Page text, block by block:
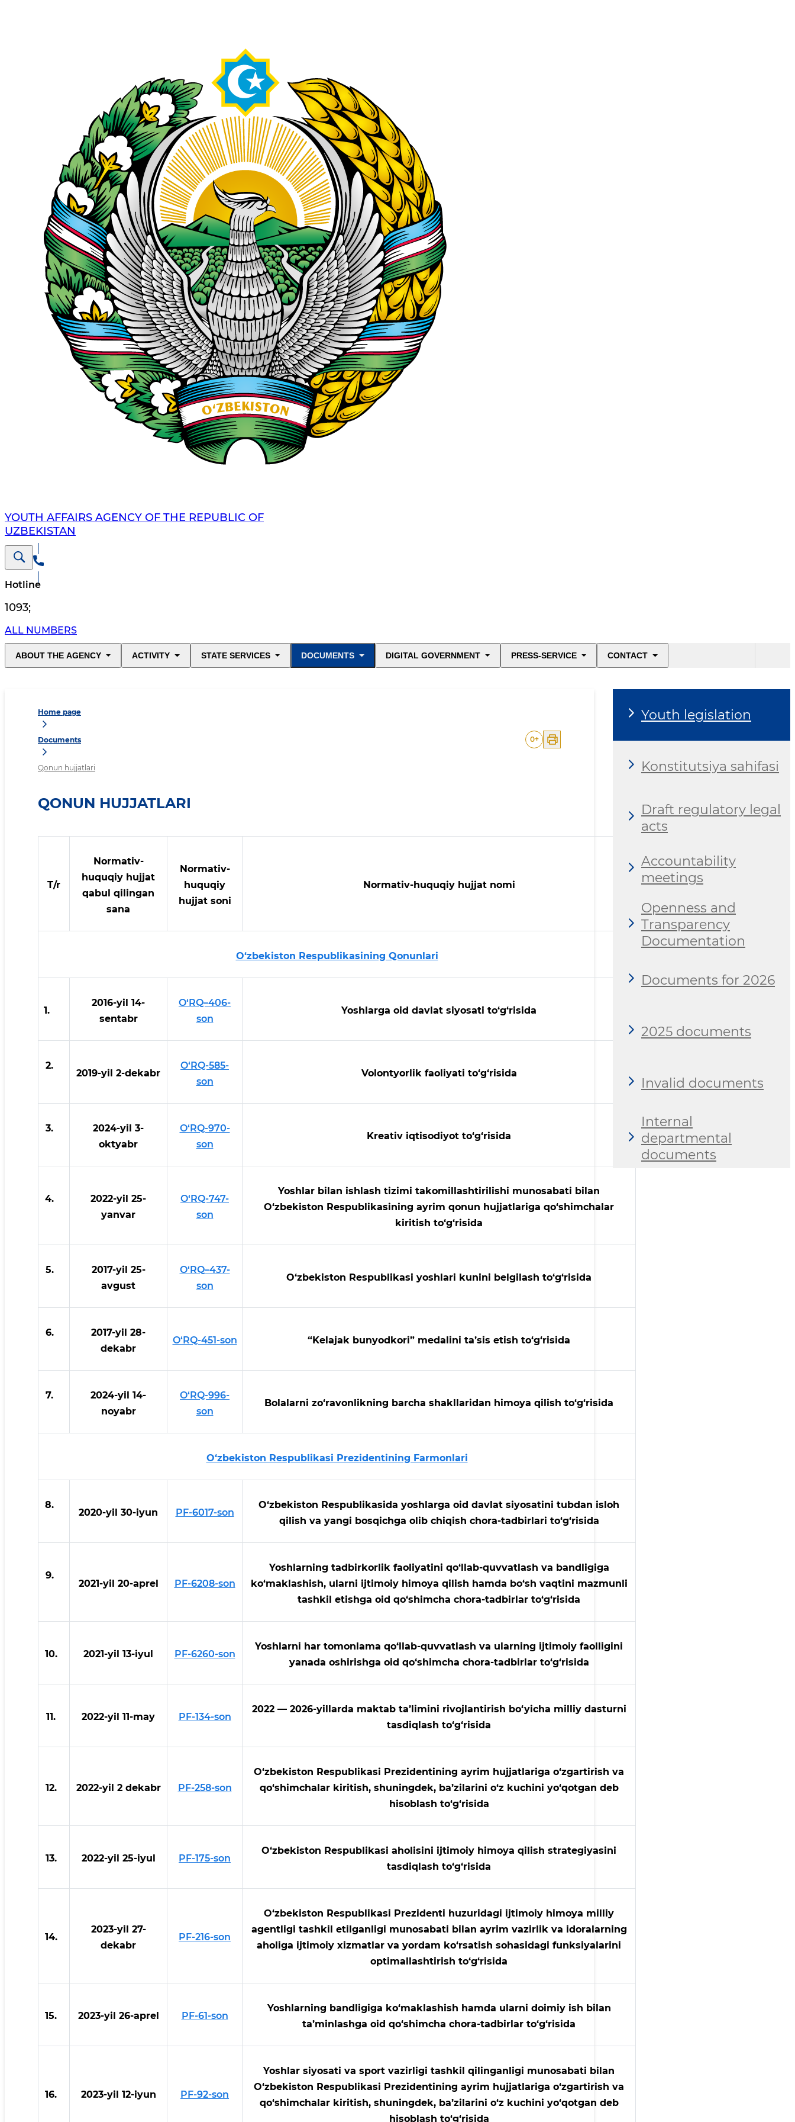
YOUTH AFFAIRS AGENCY OF THE REPUBLIC OF
UZBEKISTAN
Hotline
1093;
ALL NUMBERS
ABOUT THE AGENCY ACTIVITY STATE SERVICES DOCUMENTS DIGITAL GOVERNMENT PRESS-SERVICE CONTACT
Home page
Documents
Qonun hujjatlari
0+
QONUN HUJJATLARI
T/r
Normativ-
huquqiy hujjat
qabul qilingan
sana
Normativ-
huquqiy
hujjat soni
Normativ-huquqiy hujjat nomi
O‘zbekiston Respublikasining Qonunlari
1.
2016-yil 14-
sentabr
O‘RQ–406-
son
Yoshlarga oid davlat siyosati to‘g‘risida
2.
2019-yil 2-dekabr
O‘RQ-585-
son
Volontyorlik faoliyati to‘g‘risida
3.
2024-yil 3-
oktyabr
O‘RQ-970-
son
Kreativ iqtisodiyot to‘g‘risida
4.
2022-yil 25-
yanvar
O‘RQ-747-
son
Yoshlar bilan ishlash tizimi takomillashtirilishi munosabati bilan
O‘zbekiston Respublikasining ayrim qonun hujjatlariga qo‘shimchalar
kiritish to‘g‘risida
5.
2017-yil 25-
avgust
O‘RQ–437-
son
O‘zbekiston Respublikasi yoshlari kunini belgilash to‘g‘risida
6.
2017-yil 28-
dekabr
O‘RQ-451-son “Kelajak bunyodkori” medalini ta’sis etish to‘g‘risida
7.
2024-yil 14-
noyabr
O‘RQ-996-
son
Bolalarni zo‘ravonlikning barcha shakllaridan himoya qilish to‘g‘risida
O‘zbekiston Respublikasi Prezidentining Farmonlari
8.
2020-yil 30-iyun PF-6017-son
O‘zbekiston Respublikasida yoshlarga oid davlat siyosatini tubdan isloh
qilish va yangi bosqichga olib chiqish chora-tadbirlari to‘g‘risida
9.
2021-yil 20-aprel PF-6208-son
Yoshlarning tadbirkorlik faoliyatini qo‘llab-quvvatlash va bandligiga
ko‘maklashish, ularni ijtimoiy himoya qilish hamda bo‘sh vaqtini mazmunli
tashkil etishga oid qo‘shimcha chora-tadbirlar to‘g‘risida
10. 2021-yil 13-iyul PF-6260-son
Yoshlarni har tomonlama qo‘llab-quvvatlash va ularning ijtimoiy faolligini
yanada oshirishga oid qo‘shimcha chora-tadbirlar to‘g‘risida
11. 2022-yil 11-may PF-134-son
2022 — 2026-yillarda maktab ta’limini rivojlantirish bo‘yicha milliy dasturni
tasdiqlash to‘g‘risida
12. 2022-yil 2 dekabr PF-258-son
O‘zbekiston Respublikasi Prezidentining ayrim hujjatlariga o‘zgartirish va
qo‘shimchalar kiritish, shuningdek, ba’zilarini o‘z kuchini yo‘qotgan deb
hisoblash to‘g‘risida
13. 2022-yil 25-iyul PF-175-son
O‘zbekiston Respublikasi aholisini ijtimoiy himoya qilish strategiyasini
tasdiqlash to‘g‘risida
14.
2023-yil 27-
dekabr
PF-216-son
O‘zbekiston Respublikasi Prezidenti huzuridagi ijtimoiy himoya milliy
agentligi tashkil etilganligi munosabati bilan ayrim vazirlik va idoralarning
aholiga ijtimoiy xizmatlar va yordam ko‘rsatish sohasidagi funksiyalarini
optimallashtirish to‘g‘risida
15. 2023-yil 26-aprel PF-61-son
Yoshlarning bandligiga ko‘maklashish hamda ularni doimiy ish bilan
ta’minlashga oid qo‘shimcha chora-tadbirlar to‘g‘risida
16. 2023-yil 12-iyun PF-92-son
Yoshlar siyosati va sport vazirligi tashkil qilinganligi munosabati bilan
O‘zbekiston Respublikasi Prezidentining ayrim hujjatlariga o‘zgartirish va
qo‘shimchalar kiritish, shuningdek, ba’zilarini o‘z kuchini yo‘qotgan deb
hisoblash to‘g‘risida
Youth legislation
Konstitutsiya sahifasi
Draft regulatory legal
acts
Accountability
meetings
Openness and
Transparency
Documentation
Documents for 2026
2025 documents
Invalid documents
Internal
departmental
documents